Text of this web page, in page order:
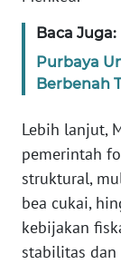
Baca Juga:
Purbaya
Berbenah
Lebih lanjut,
pemerintah
struktural,
bea cukai,
kebijakan
stabilitas
NTT
WN
KEPRI
PAPUA
WN
PAPUA
BARAT